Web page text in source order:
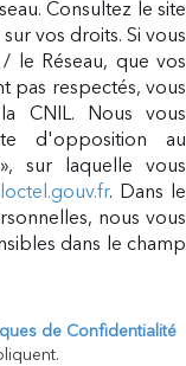
Consultez le site
vos droits. Si vous
le Réseau, que vos
pas respectés, vous
CNIL. Nous vous
d'opposition au
sur laquelle vous
. Dans le
nous vous
dans le champ
de Confidentialité